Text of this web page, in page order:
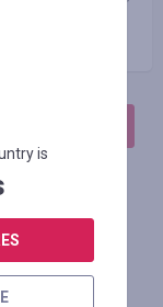
is